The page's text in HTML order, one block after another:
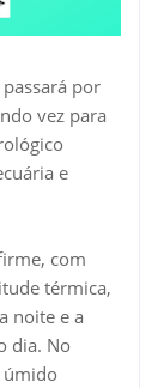
por
vez para
e
com
térmica,
noite e a
dia. No
úmido